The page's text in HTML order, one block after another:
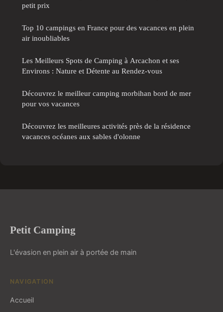
petit prix
Top 10 campings en France pour des vacances en plein
air inoubliables
Les Meilleurs Spots de Camping à Arcachon et ses
Environs : Nature et Détente au Rendez-vous
Découvrez le meilleur camping morbihan bord de mer
pour vos vacances
Découvrez les meilleures activités près de la résidence
vacances océanes aux sables d'olonne
Petit Camping
L'évasion en plein air à portée de main
NAVIGATION
Accueil